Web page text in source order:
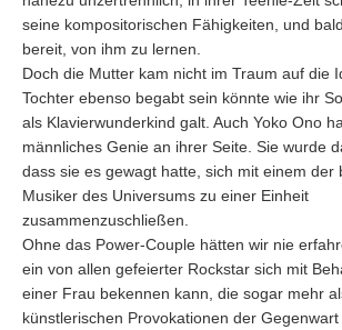
seine kompositorischen Fähigkeiten, und
bereit, von ihm zu lernen.
Doch die Mutter kam nicht im Traum auf die
Tochter ebenso begabt sein könnte wie ihr
als Klavierwunderkind galt. Auch Yoko Ono
männliches Genie an ihrer Seite. Sie wurde
dass sie es gewagt hatte, sich mit einem der
Musiker des Universums zu einer Einheit
zusammenzuschließen.
Ohne das Power-Couple hätten wir nie
ein von allen gefeierter Rockstar sich mit
einer Frau bekennen kann, die sogar mehr
künstlerischen Provokationen der Gegenwart